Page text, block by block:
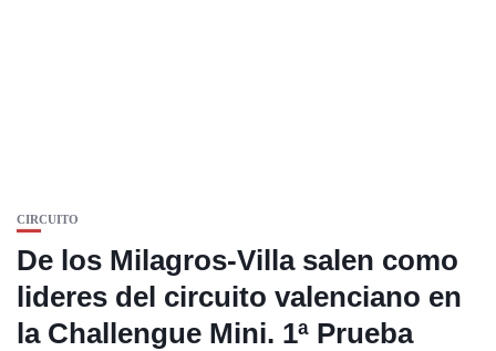
CIRCUITO
De los Milagros-Villa salen como
lideres del circuito valenciano en
la Challengue Mini. 1ª Prueba